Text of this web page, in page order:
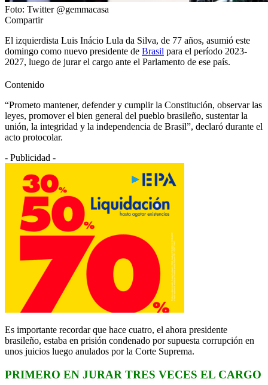
Foto: Twitter @gemmacasa
Compartir
El izquierdista Luis Inácio Lula da Silva, de 77 años, asumió este
domingo como nuevo presidente de Brasil para el período 2023-
2027, luego de jurar el cargo ante el Parlamento de ese país.
Contenido
“Prometo mantener, defender y cumplir la Constitución, observar las
leyes, promover el bien general del pueblo brasileño, sustentar la
unión, la integridad y la independencia de Brasil”, declaró durante el
acto protocolar.
- Publicidad -
Es importante recordar que hace cuatro, el ahora presidente
brasileño, estaba en prisión condenado por supuesta corrupción en
unos juicios luego anulados por la Corte Suprema.
PRIMERO EN JURAR TRES VECES EL CARGO